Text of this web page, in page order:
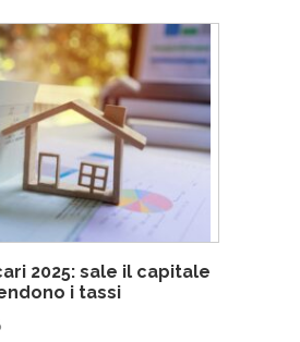
2025: sale il capitale
i tassi